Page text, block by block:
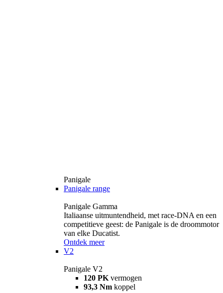
Panigale
Panigale range
Panigale Gamma
Italiaanse uitmuntendheid, met race-DNA en een
competitieve geest: de Panigale is de droommotor
van elke Ducatist.
Ontdek meer
V2
Panigale V2
120 PK vermogen
93,3 Nm koppel